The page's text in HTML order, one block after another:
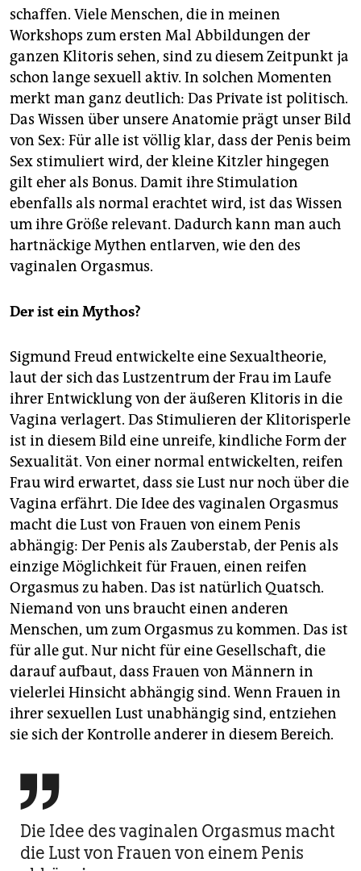
schaffen. Viele Menschen, die in meinen
Workshops zum ersten Mal Abbildungen der
ganzen Klitoris sehen, sind zu diesem Zeitpunkt ja
schon lange sexuell aktiv. In solchen Momenten
merkt man ganz deutlich: Das Private ist politisch.
Das Wissen über unsere Anatomie prägt unser Bild
von Sex: Für alle ist völlig klar, dass der Penis beim
Sex stimuliert wird, der kleine Kitzler hingegen
gilt eher als Bonus. Damit ihre Stimulation
ebenfalls als normal erachtet wird, ist das Wissen
um ihre Größe relevant. Dadurch kann man auch
hartnäckige Mythen entlarven, wie den des
vaginalen Orgasmus.
Der ist ein Mythos?
Sigmund Freud entwickelte eine Sexualtheorie,
laut der sich das Lustzentrum der Frau im Laufe
ihrer Entwicklung von der äußeren Klitoris in die
Vagina verlagert. Das Stimulieren der Klitorisperle
ist in diesem Bild eine unreife, kindliche Form der
Sexualität. Von einer normal entwickelten, reifen
Frau wird erwartet, dass sie Lust nur noch über die
Vagina erfährt. Die Idee des vaginalen Orgasmus
macht die Lust von Frauen von einem Penis
abhängig: Der Penis als Zauberstab, der Penis als
einzige Möglichkeit für Frauen, einen reifen
Orgasmus zu haben. Das ist natürlich Quatsch.
Niemand von uns braucht einen anderen
Menschen, um zum Orgasmus zu kommen. Das ist
für alle gut. Nur nicht für eine Gesellschaft, die
darauf aufbaut, dass Frauen von Männern in
vielerlei Hinsicht abhängig sind. Wenn Frauen in
ihrer sexuellen Lust unabhängig sind, entziehen
sie sich der Kontrolle anderer in diesem Bereich.

Die Idee des vaginalen Orgasmus macht
die Lust von Frauen von einem Penis